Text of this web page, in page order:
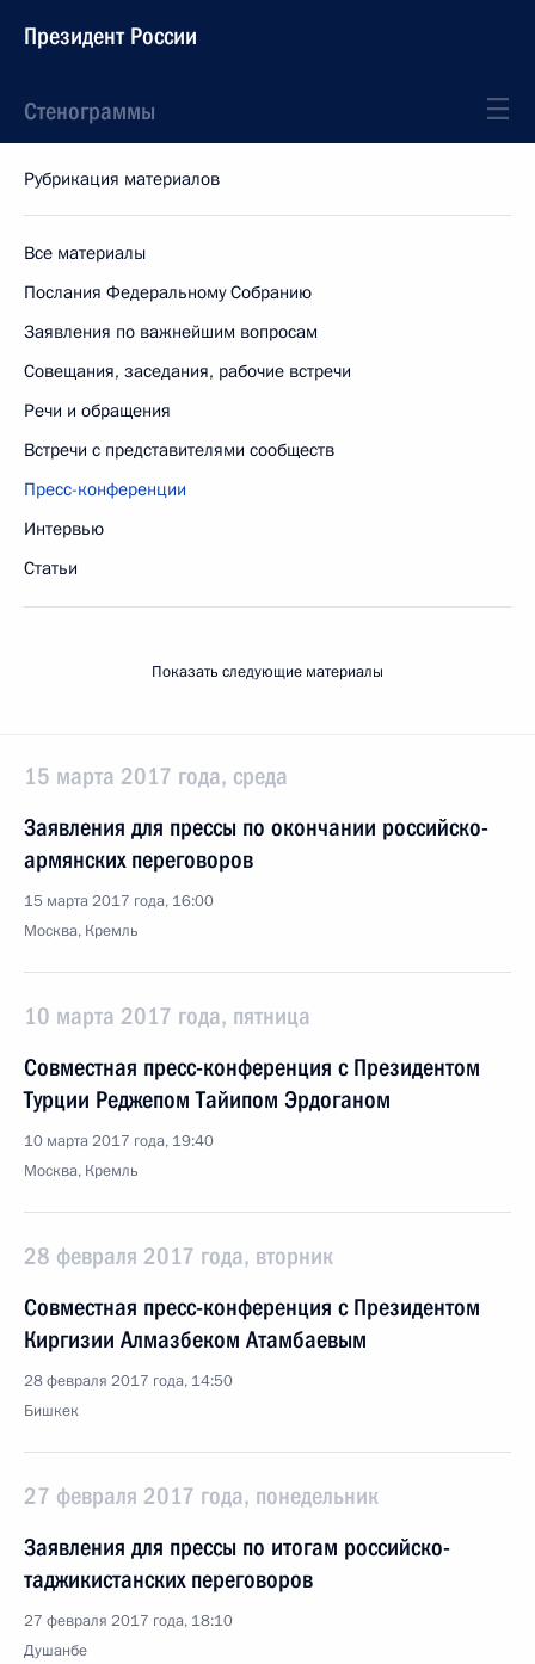
Президент России
Стенограммы
Рубрикация материалов
Все материалы
Послания Федеральному Собранию
Заявления по важнейшим вопросам
Совещания, заседания, рабочие встречи
Речи и обращения
Встречи с представителями сообществ
Пресс-конференции
Интервью
Статьи
Показать следующие материалы
15 марта 2017 года, среда
Заявления для прессы по окончании российско-
армянских переговоров
15 марта 2017 года, 16:00
Москва, Кремль
10 марта 2017 года, пятница
Совместная пресс-конференция с Президентом
Турции Реджепом Тайипом Эрдоганом
10 марта 2017 года, 19:40
Москва, Кремль
28 февраля 2017 года, вторник
Совместная пресс-конференция с Президентом
Киргизии Алмазбеком Атамбаевым
28 февраля 2017 года, 14:50
Бишкек
27 февраля 2017 года, понедельник
Заявления для прессы по итогам российско-
таджикистанских переговоров
27 февраля 2017 года, 18:10
Душанбе